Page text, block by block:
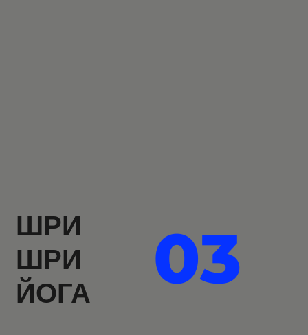
ШРИ
ШРИ
ЙОГА
03